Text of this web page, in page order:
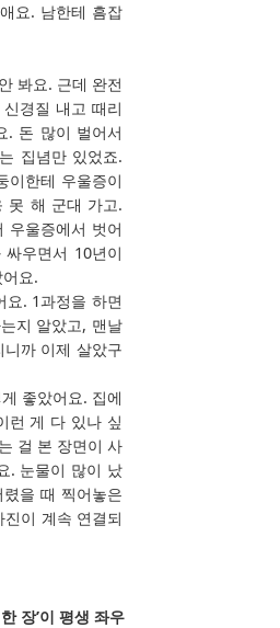
요. 남한테 흠잡
봐요. 근데 완전
경질 내고 때리
. 돈 많이 벌어서
집념만 있었죠.
이한테 우울증이
못 해 군대 가고.
우울증에서 벗어
우면서 10년이
요.
요. 1과정을 하면
지 알았고, 맨날
까 이제 살았구
좋았어요. 집에
런 게 다 있나 싶
걸 본 장면이 사
. 눈물이 많이 났
을 때 찍어놓은
진이 계속 연결되
장’이 평생 좌우